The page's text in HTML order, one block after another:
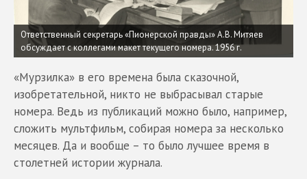
Ответственный секретарь «Пионерской правды» А.В. Митяев
обсуждает с коллегами макет текущего номера. 1956 г.
«Мурзилка» в его времена была сказочной,
изобретательной, никто не выбрасывал старые
номера. Ведь из публикаций можно было, например,
сложить мультфильм, собирая номера за несколько
месяцев. Да и вообще – то было лучшее время в
столетней истории журнала.